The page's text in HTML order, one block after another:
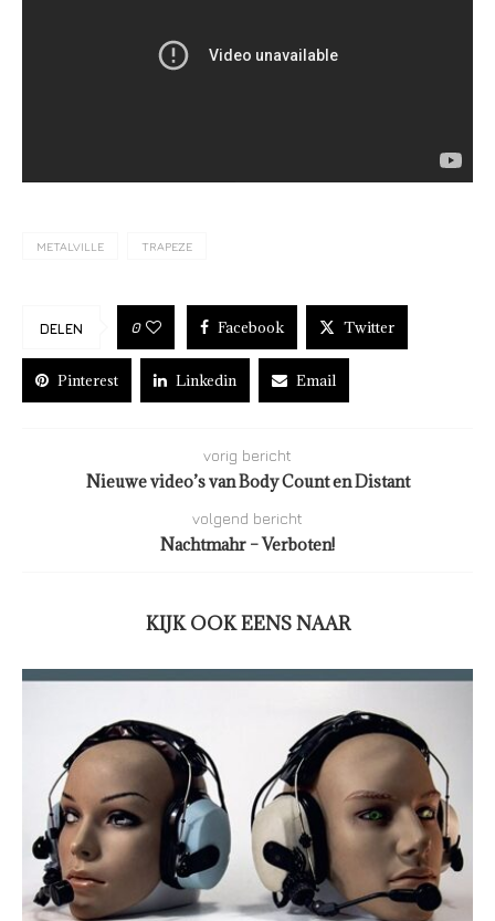
METALVILLE TRAPEZE
DELEN 0 Facebook Twitter
Pinterest Linkedin Email
vorig bericht
Nieuwe video’s van Body Count en Distant
volgend bericht
Nachtmahr – Verboten!
KIJK OOK EENS NAAR